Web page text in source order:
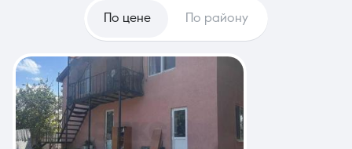
По цене По району